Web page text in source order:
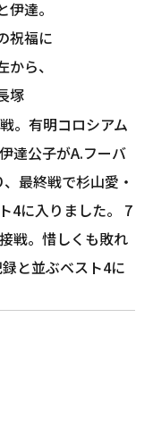
達。
祝福に
ら、
塚
。有明コロシアム
達公子がA.フーバ
最終戦で杉山愛・
4に入りました。 7
戦。惜しくも敗れ
と並ぶベスト4に